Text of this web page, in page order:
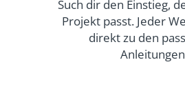
Such dir den Einstieg,
Projekt passt. Jeder
direkt zu den